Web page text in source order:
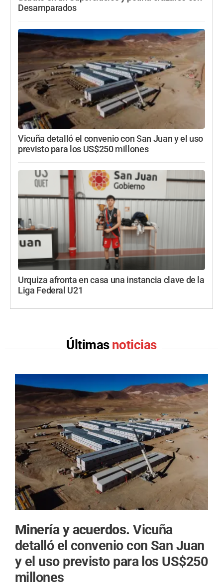
Desamparados
Vicuña detalló el convenio con San Juan y el uso
previsto para los US$250 millones
Urquiza afronta en casa una instancia clave de la
Liga Federal U21
Últimas noticias
Minería y acuerdos.Vicuña
detalló el convenio con San Juan
y el uso previsto para los US$250
millones